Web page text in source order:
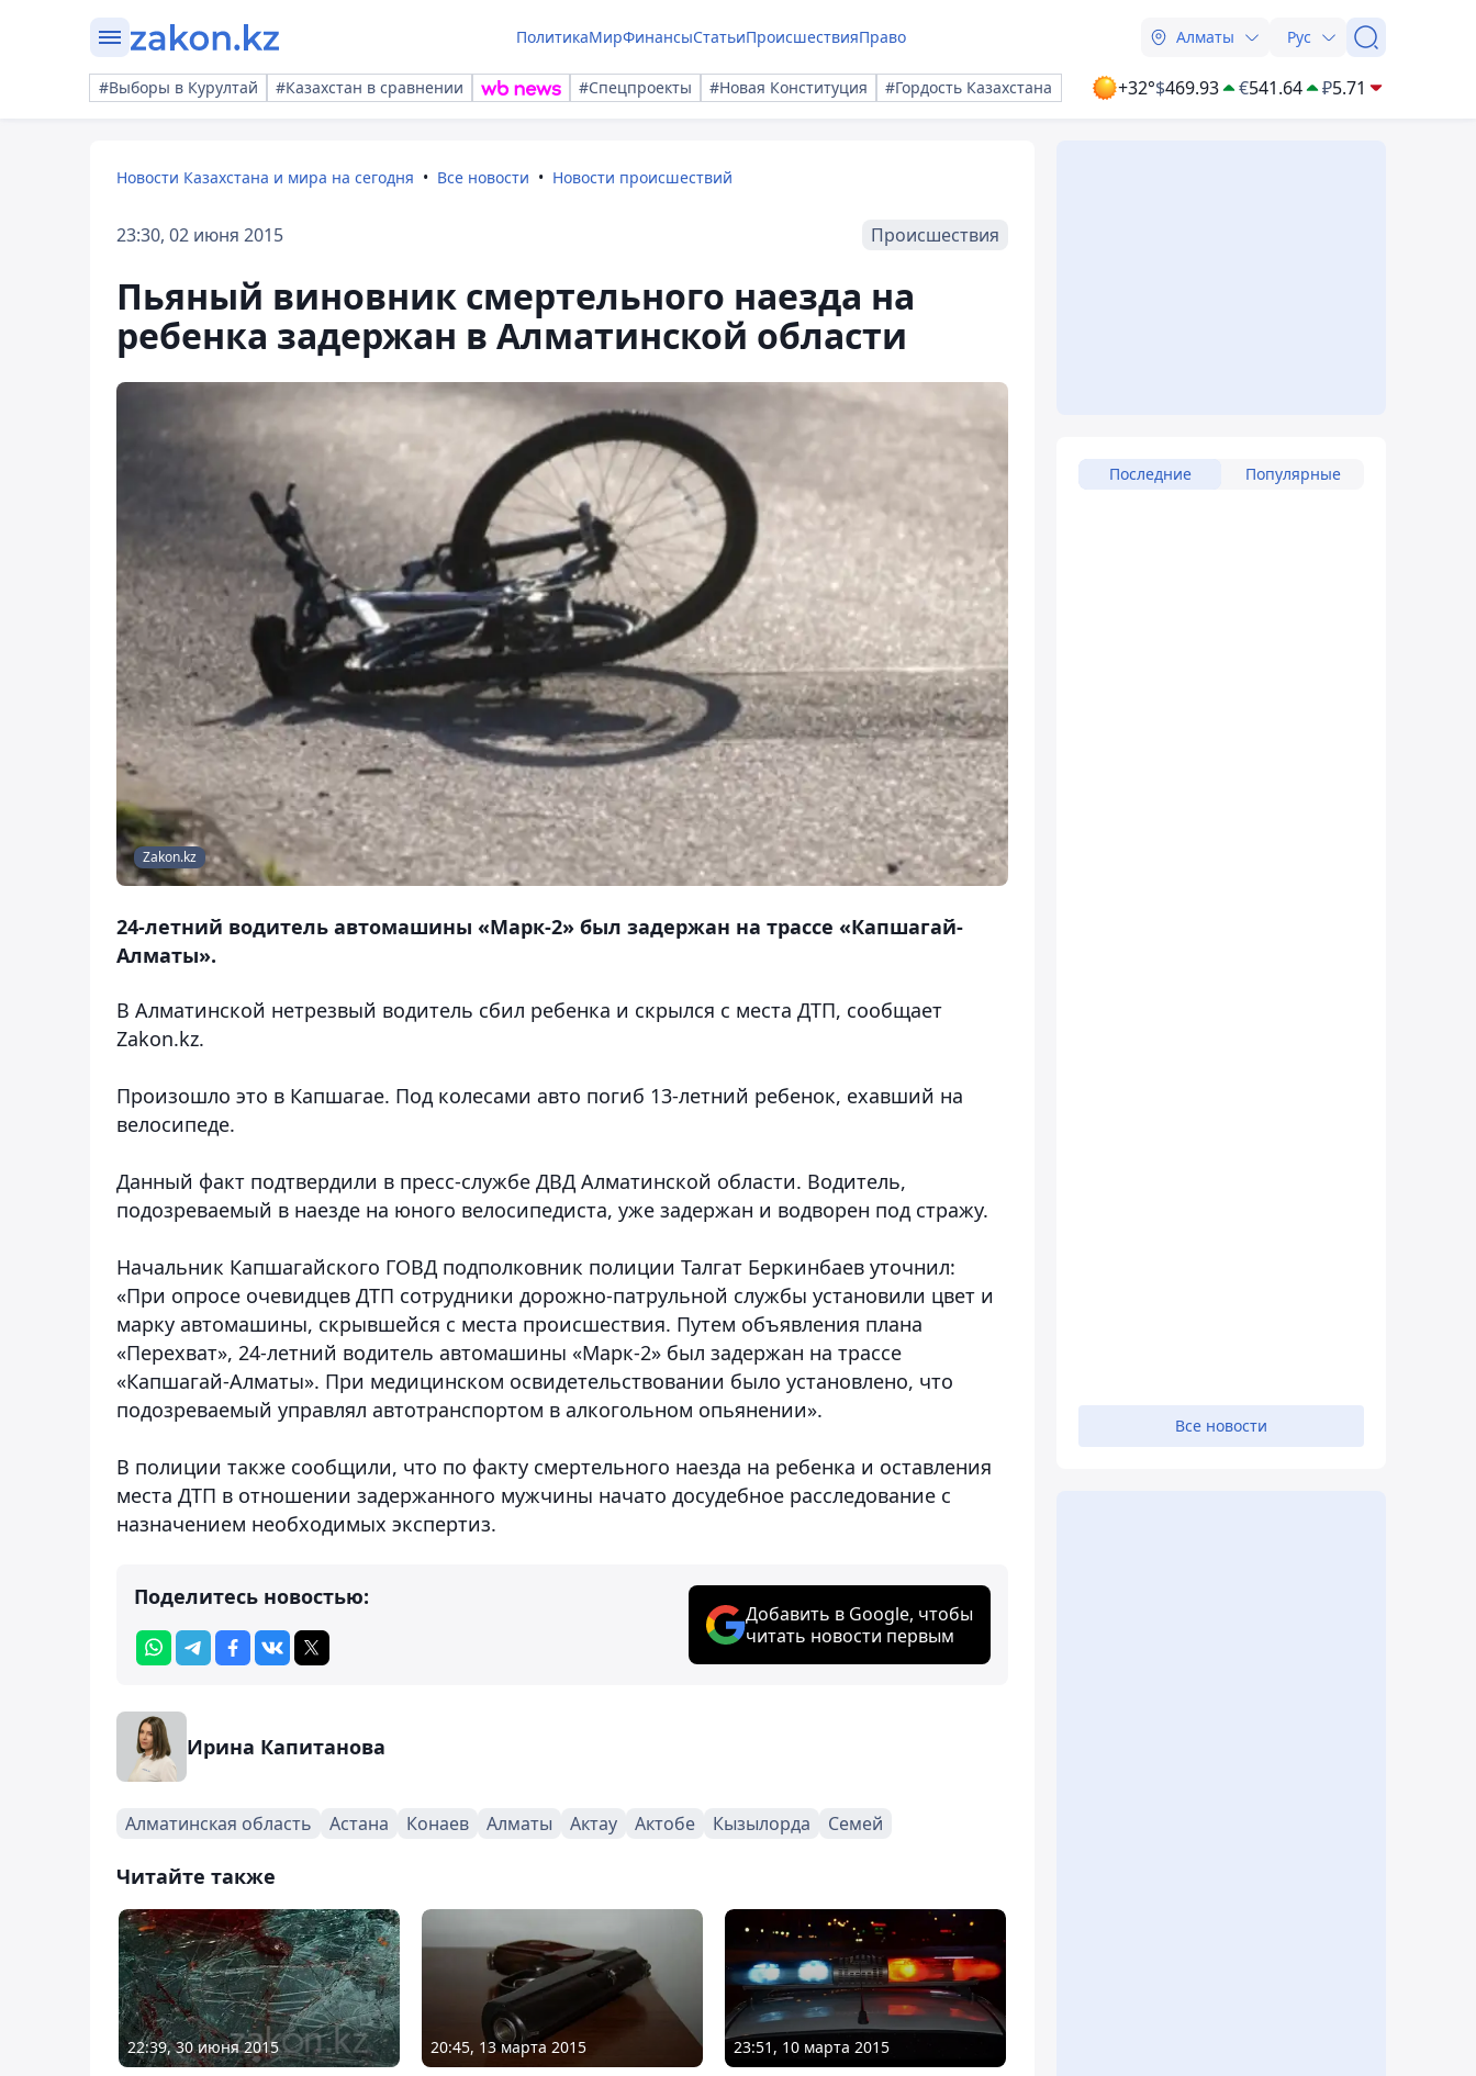
ПолитикаМирФинансыСтатьиПроисшествияПраво Алматы Рус
#Выборы в Курултай #Казахстан в сравнении #Спецпроекты #Новая Конституция #Гордость Казахстана +32°$469.93 €541.64 ₽5.71
Новости Казахстана и мира на сегодня Все новости Новости происшествий
23:30, 02 июня 2015 Происшествия
Пьяный виновник смертельного наезда на
ребенка задержан в Алматинской области
Zakon.kz
24-летний водитель автомашины «Марк-2» был задержан на трассе «Капшагай-
Алматы».
В Алматинской нетрезвый водитель сбил ребенка и скрылся с места ДТП, сообщает
Zakon.kz.
Произошло это в Капшагае. Под колесами авто погиб 13-летний ребенок, ехавший на
велосипеде.
Данный факт подтвердили в пресс-службе ДВД Алматинской области. Водитель,
подозреваемый в наезде на юного велосипедиста, уже задержан и водворен под стражу.
Начальник Капшагайского ГОВД подполковник полиции Талгат Беркинбаев уточнил:
«При опросе очевидцев ДТП сотрудники дорожно-патрульной службы установили цвет и
марку автомашины, скрывшейся с места происшествия. Путем объявления плана
«Перехват», 24-летний водитель автомашины «Марк-2» был задержан на трассе
«Капшагай-Алматы». При медицинском освидетельствовании было установлено, что
подозреваемый управлял автотранспортом в алкогольном опьянении».
В полиции также сообщили, что по факту смертельного наезда на ребенка и оставления
места ДТП в отношении задержанного мужчины начато досудебное расследование с
назначением необходимых экспертиз.
Поделитесь новостью:
Добавить в Google, чтобы
читать новости первым
Ирина Капитанова
Алматинская область Астана Конаев Алматы Актау Актобе Кызылорда Семей
Читайте также
22:39, 30 июня 2015 20:45, 13 марта 2015 23:51, 10 марта 2015
Последние Популярные
Все новости